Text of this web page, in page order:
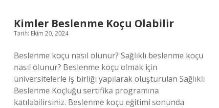
Kimler Beslenme Koçu Olabilir
Tarih: Ekim 20, 2024
Beslenme koçu nasıl olunur? Sağlıklı beslenme koçu
nasıl olunur? Beslenme koçu olmak için
üniversitelerle iş birliği yapılarak oluşturulan Sağlıklı
Beslenme Koçluğu sertifika programına
katılabilirsiniz. Beslenme koçu eğitimi sonunda